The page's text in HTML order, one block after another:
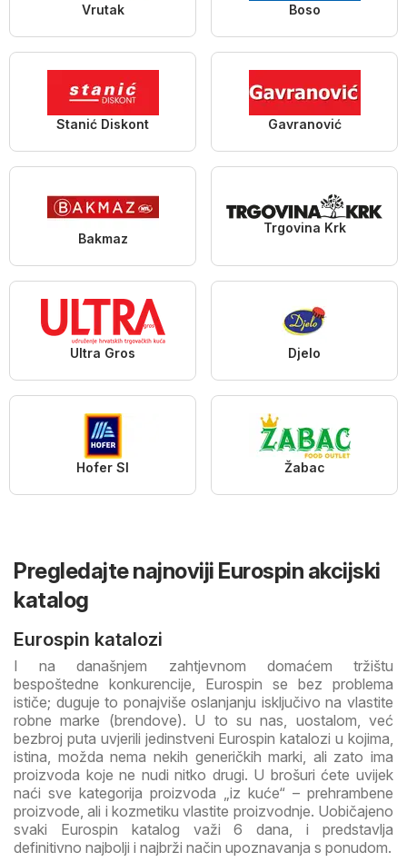
Vrutak Boso
Stanić Diskont Gavranović
Bakmaz
Trgovina Krk
Ultra Gros Djelo
Hofer SI Žabac
Pregledajte najnoviji Eurospin akcijski
katalog
Eurospin katalozi
I na današnjem zahtjevnom domaćem tržištu
bespoštedne konkurencije, Eurospin se bez problema
ističe; duguje to ponajviše oslanjanju isključivo na vlastite
robne marke (brendove). U to su nas, uostalom, već
bezbroj puta uvjerili jedinstveni Eurospin katalozi u kojima,
istina, možda nema nekih generičkih marki, ali zato ima
proizvoda koje ne nudi nitko drugi. U brošuri ćete uvijek
naći sve kategorija proizvoda „iz kuće“ – prehrambene
proizvode, ali i kozmetiku vlastite proizvodnje. Uobičajeno
svaki Eurospin katalog važi 6 dana, i predstavlja
definitivno najbolji i najbrži način upoznavanja s ponudom.